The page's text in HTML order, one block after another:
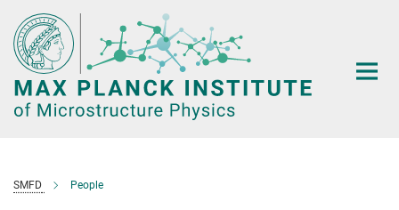
Main-
Content
SMFD People